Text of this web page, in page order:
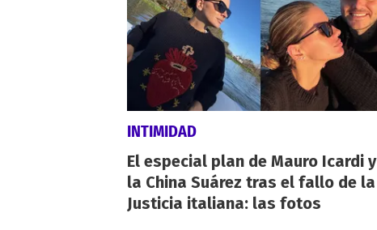
INTIMIDAD
El especial plan de Mauro Icardi y
la China Suárez tras el fallo de la
Justicia italiana: las fotos